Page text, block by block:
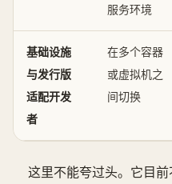
服务环境
基础设施
与发行版
适配开发
者
在多个容器
或虚拟机之
间切换
这里不能夸过头。它目